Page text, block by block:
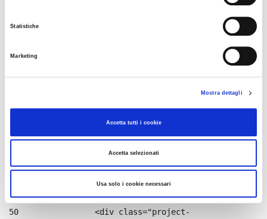
Statistiche
Marketing
Mostra dettagli
Accetta tutti i cookie
Accetta selezionati
Usa solo i cookie necessari
42
            </#if>
            <div class="project-detail__title-
wrapper">
44
                <div class="project-detail__title
45
                    ${titolo.getData()}
                </div>
47
            <div class="project-detail__main-
50
                <div class="project-